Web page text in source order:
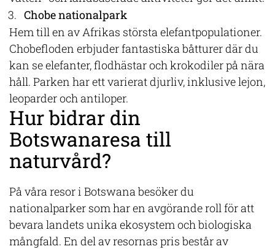
Chobe nationalpark
Hem till en av Afrikas största elefantpopulationer.
Chobefloden erbjuder fantastiska båtturer där du
kan se elefanter, flodhästar och krokodiler på nära
håll. Parken har ett varierat djurliv, inklusive lejon,
leoparder och antiloper.
Hur bidrar din
Botswanaresa till
naturvård?
På våra resor i Botswana besöker du
nationalparker som har en avgörande roll för att
bevara landets unika ekosystem och biologiska
mångfald. En del av resornas pris består av